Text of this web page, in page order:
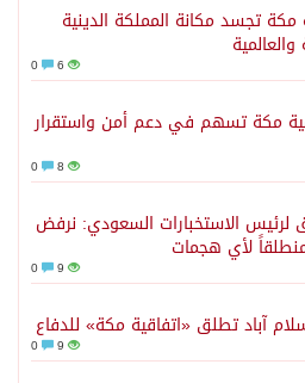
تجسد مكانة المملكة الدينية
6
مكة تسهم في دعم أمن واستقرار
8
لرئيس الاستخبارات السعودي: نرفض
لأي هجمات
9
آباد تطلق «اتفاقية مكة» للدفاع
9